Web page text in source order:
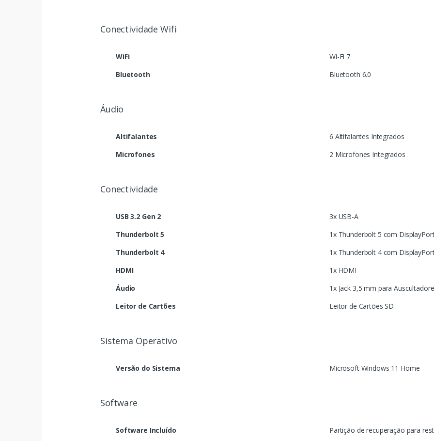
Conectividade Wifi
WiFi
Wi-Fi 7
Bluetooth
Bluetooth 6.0
Áudio
Altifalantes
6 Altifalantes Integrados
Microfones
2 Microfones Integrados
Conectividade
USB 3.2 Gen 2
3x USB-A
Thunderbolt 5
1x Thunderbolt 5 com
Thunderbolt 4
1x Thunderbolt 4 com
HDMI
1x HDMI
Áudio
1x Jack 3,5 mm para
Leitor de Cartões
Leitor de Cartões SD
Sistema Operativo
Versão do Sistema Microsoft Windows 11 Home
Software
Software Incluído Partição de recuperação para